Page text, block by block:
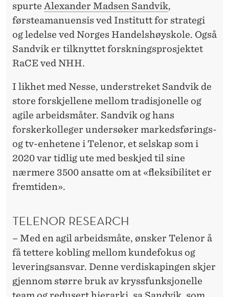
spurte Alexander Madsen Sandvik,
førsteamanuensis ved Institutt for strategi
og ledelse ved Norges Handelshøyskole. Også
Sandvik er tilknyttet forskningsprosjektet
RaCE ved NHH.
I likhet med Nesse, understreket Sandvik de
store forskjellene mellom tradisjonelle og
agile arbeidsmåter. Sandvik og hans
forskerkolleger undersøker markedsførings-
og tv-enhetene i Telenor, et selskap som i
2020 var tidlig ute med beskjed til sine
nærmere 3500 ansatte om at «fleksibilitet er
fremtiden».
TELENOR RESEARCH
– Med en agil arbeidsmåte, ønsker Telenor å
få tettere kobling mellom kundefokus og
leveringsansvar. Denne verdiskapingen skjer
gjennom større bruk av kryssfunksjonelle